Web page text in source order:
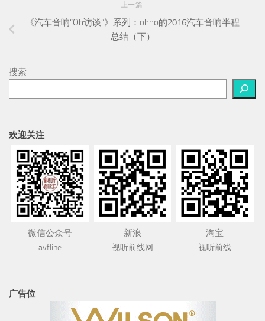
上一篇
《汽车音响“Oh访谈”》系列：ohno的2016汽车音响半程
总结（下）
搜索
欢迎关注
微信公众号
avfline
新浪
视听前线网
淘宝
视听前线
广告位